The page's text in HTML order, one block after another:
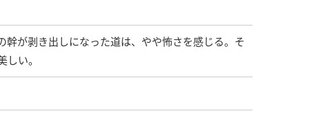
幹が剥き出しになった道は、やや怖さを感じる。そ
い。